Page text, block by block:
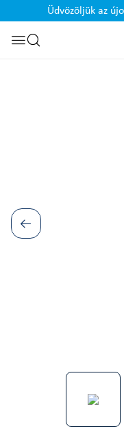
Ugrás a kereséshez
Üdvözöljük az